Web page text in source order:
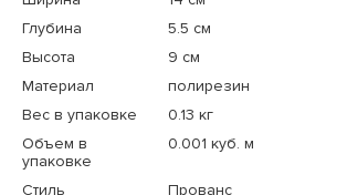
Глубина
5.5 см
Высота
9 см
Материал
полирезин
Вес в упаковке
0.13 кг
Объем в
упаковке
0.001 куб. м
Стиль
Прованс